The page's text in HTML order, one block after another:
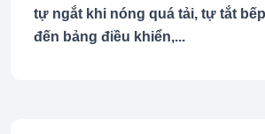
tự ngắt khi nóng quá tải, tự tắt
đến bảng điều khiển,...